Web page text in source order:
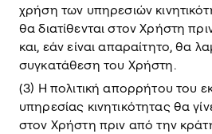
χρήση των υπηρεσιών
θα διατίθενται στον Χρήστη
και, εάν είναι απαραίτητο, θα
συγκατάθεση του Χρήστη.
(3) Η πολιτική απορρήτου του
υπηρεσίας κινητικότητας θα
στον Χρήστη πριν από την